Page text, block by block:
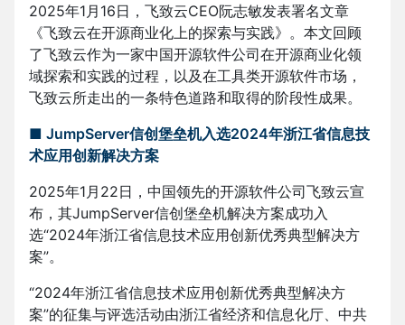
2025年1月16日，飞致云CEO阮志敏发表署名文章
《飞致云在开源商业化上的探索与实践》。本文回顾
了飞致云作为一家中国开源软件公司在开源商业化领
域探索和实践的过程，以及在工具类开源软件市场，
飞致云所走出的一条特色道路和取得的阶段性成果。
■ JumpServer信创堡垒机入选2024年浙江省信息技
术应用创新解决方案
2025年1月22日，中国领先的开源软件公司飞致云宣
布，其JumpServer信创堡垒机解决方案成功入
选“2024年浙江省信息技术应用创新优秀典型解决方
案”。
“2024年浙江省信息技术应用创新优秀典型解决方
案”的征集与评选活动由浙江省经济和信息化厅、中共